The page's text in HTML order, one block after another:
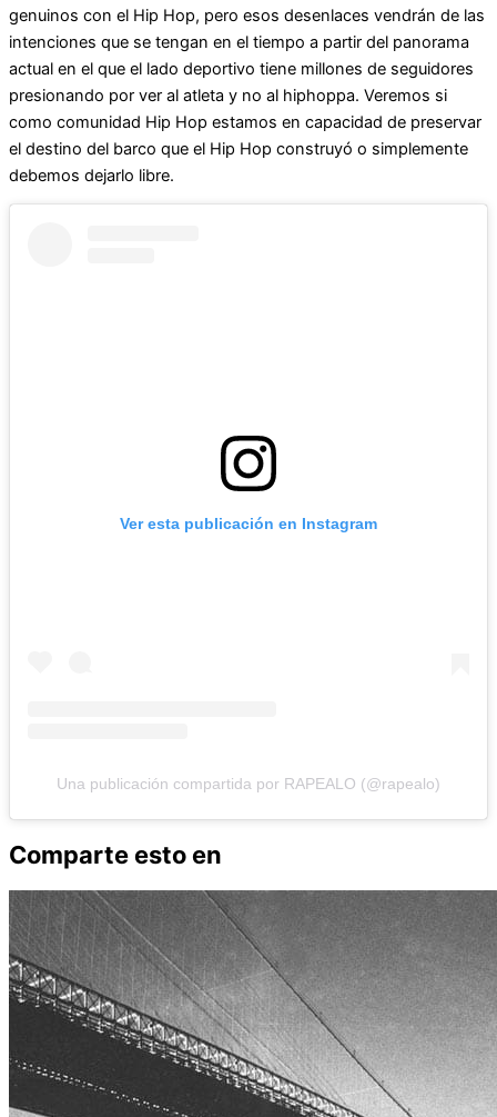
genuinos con el Hip Hop, pero esos desenlaces vendrán de las
intenciones que se tengan en el tiempo a partir del panorama
actual en el que el lado deportivo tiene millones de seguidores
presionando por ver al atleta y no al hiphoppa. Veremos si
como comunidad Hip Hop estamos en capacidad de preservar
el destino del barco que el Hip Hop construyó o simplemente
debemos dejarlo libre.
Ver esta publicación en Instagram
Una publicación compartida por RAPEALO (@rapealo)
Comparte esto en